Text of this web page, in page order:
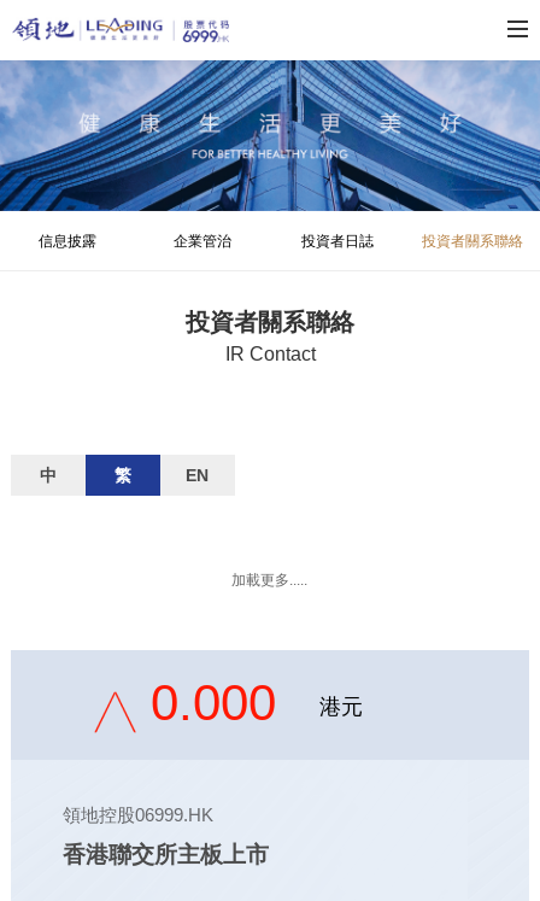
信息披露 企業管治 投資者日誌 投資者關系聯絡
投資者關系聯絡
IR Contact
中 繁 EN
加載更多.....
0.000 港元
領地控股06999.HK
香港聯交所主板上市